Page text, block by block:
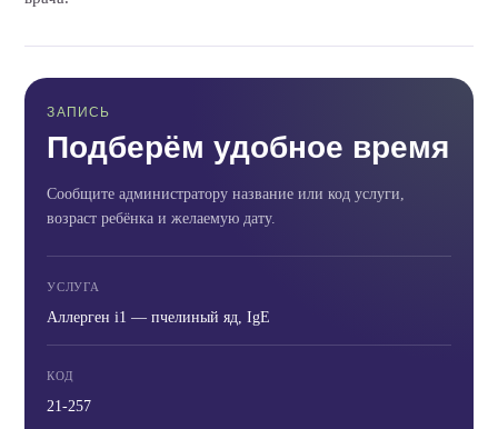
ЗАПИСЬ
Подберём удобное время
Сообщите администратору название или код услуги,
возраст ребёнка и желаемую дату.
УСЛУГА
Аллерген i1 — пчелиный яд, IgE
КОД
21-257